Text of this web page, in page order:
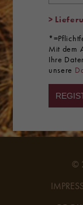
>
Mit dem
Ihre
unsere
©